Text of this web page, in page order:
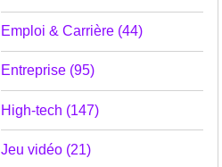
Emploi & Carrière (44)
Entreprise (95)
High-tech (147)
Jeu vidéo (21)